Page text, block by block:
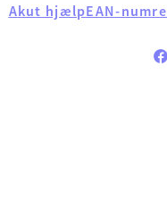
Akut hjælpEAN-numre